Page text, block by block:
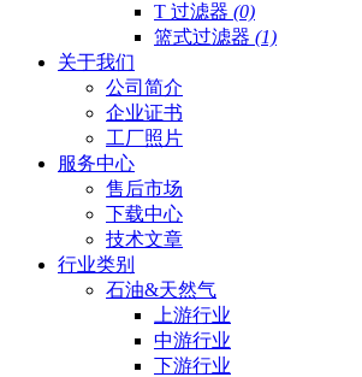
T 过滤器 (0)
篮式过滤器 (1)
关于我们
公司简介
企业证书
工厂照片
服务中心
售后市场
下载中心
技术文章
行业类别
石油&天然气
上游行业
中游行业
下游行业